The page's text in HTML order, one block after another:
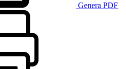
Genera PDF